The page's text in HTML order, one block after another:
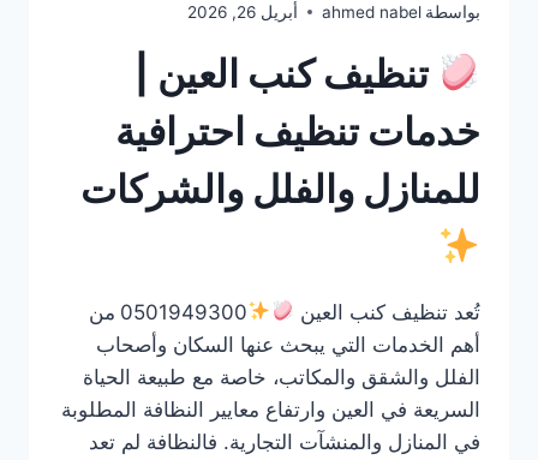
بواسطة ahmed nabel أبريل 26, 2026
تنظيف كنب العين |
خدمات تنظيف احترافية
للمنازل والفلل والشركات
تُعد تنظيف كنب العين 0501949300 من
أهم الخدمات التي يبحث عنها السكان وأصحاب
الفلل والشقق والمكاتب، خاصة مع طبيعة الحياة
السريعة في العين وارتفاع معايير النظافة المطلوبة
في المنازل والمنشآت التجارية. فالنظافة لم تعد